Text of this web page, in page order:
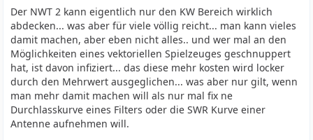
Der NWT 2 kann eigentlich nur den KW Bereich wirklich
abdecken... was aber für viele völlig reicht... man kann vieles
damit machen, aber eben nicht alles.. und wer mal an den
Möglichkeiten eines vektoriellen Spielzeuges geschnuppert
hat, ist davon infiziert... das diese mehr kosten wird locker
durch den Mehrwert ausgeglichen... was aber nur gilt, wenn
man mehr damit machen will als nur mal fix ne
Durchlasskurve eines Filters oder die SWR Kurve einer
Antenne aufnehmen will.